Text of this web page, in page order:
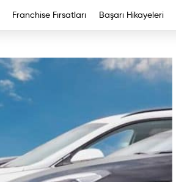
Franchise Fırsatları Başarı Hikayeleri